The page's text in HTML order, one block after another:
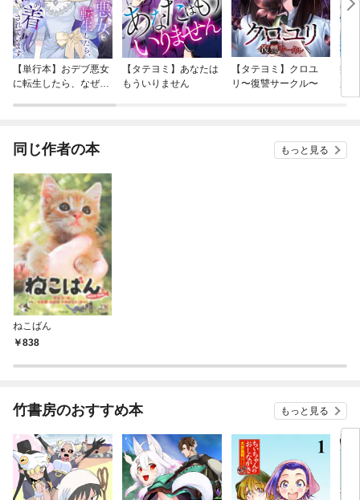
【単行本】おデブ悪女
に転生したら、なぜか
【タテヨミ】あなたは
もういりません
【タテヨミ】クロユ
リ〜復讐サークル〜
病
が
ぎ
同じ作者の本 もっと見る
ねこばん
838
竹書房のおすすめ本 もっと見る